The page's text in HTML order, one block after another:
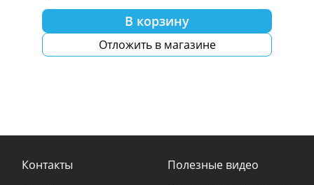
В корзину
Отложить в магазине
Контакты
Полезные видео